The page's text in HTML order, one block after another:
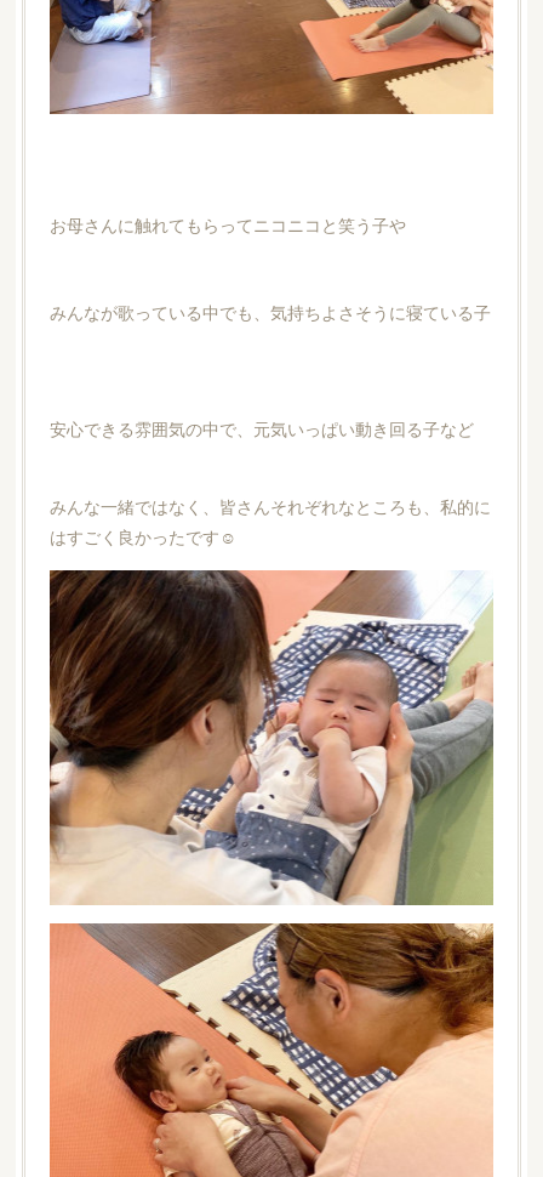
お母さんに触れてもらってニコニコと笑う子や
みんなが歌っている中でも、気持ちよさそうに寝ている子
安心できる雰囲気の中で、元気いっぱい動き回る子など
みんな一緒ではなく、皆さんそれぞれなところも、私的に
はすごく良かったです☺️